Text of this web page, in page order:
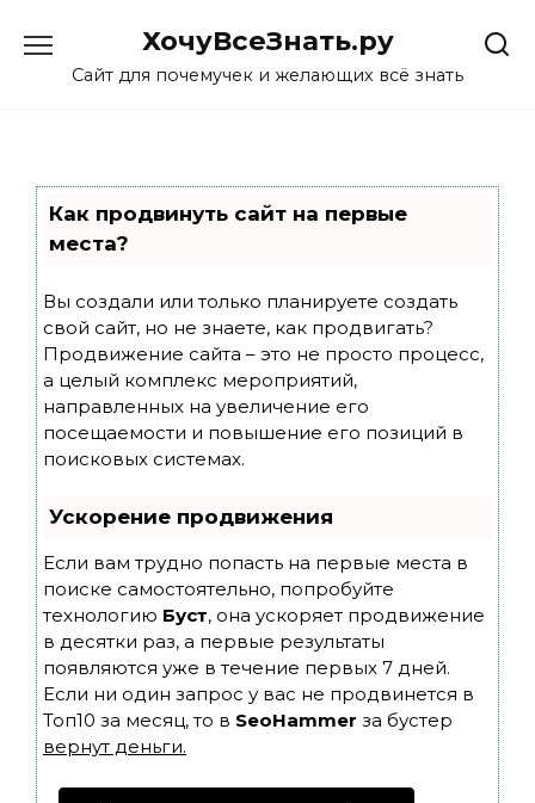
content
ХочуВсеЗнать.ру
Сайт для почемучек и желающих всё знать
Как продвинуть сайт на первые
места?
Вы создали или только планируете создать
свой сайт, но не знаете, как продвигать?
Продвижение сайта – это не просто процесс,
а целый комплекс мероприятий,
направленных на увеличение его
посещаемости и повышение его позиций в
поисковых системах.
Ускорение продвижения
Если вам трудно попасть на первые места в
поиске самостоятельно, попробуйте
технологию Буст, она ускоряет продвижение
в десятки раз, а первые результаты
появляются уже в течение первых 7 дней.
Если ни один запрос у вас не продвинется в
Топ10 за месяц, то в SeoHammer за бустер
вернут деньги.